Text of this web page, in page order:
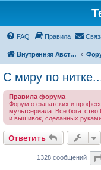
FAQ Правила Связ
Внутренняя Австралия
С миру по
Правила форума
Форум о фанатских и
мультсериала. Всё
и вышивок, сделанных
Ответить
Ответить
1328 сообщений